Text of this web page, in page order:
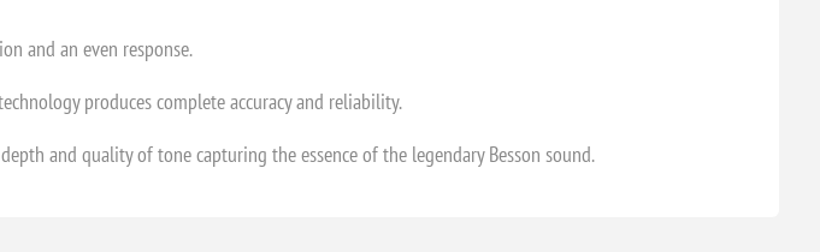
and an even response.
produces complete accuracy and reliability.
and quality of tone capturing the essence of the legendary Besson sound.